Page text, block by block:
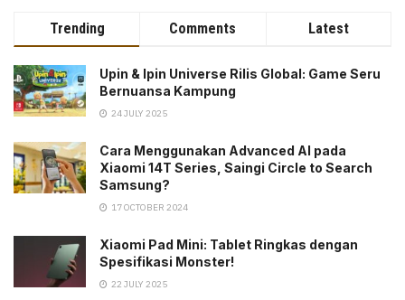
Trending Comments Latest
Upin & Ipin Universe Rilis Global: Game Seru
Bernuansa Kampung
24 JULY 2025
Cara Menggunakan Advanced AI pada
Xiaomi 14T Series, Saingi Circle to Search
Samsung?
17 OCTOBER 2024
Xiaomi Pad Mini: Tablet Ringkas dengan
Spesifikasi Monster!
22 JULY 2025